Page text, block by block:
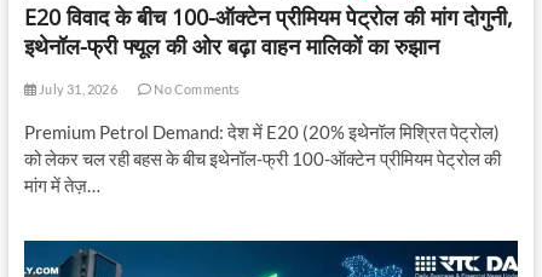
E20 विवाद के बीच 100-ऑक्टेन प्रीमियम पेट्रोल की मांग दोगुनी,
इथेनॉल-फ्री फ्यूल की ओर बढ़ा वाहन मालिकों का रुझान
July 31, 2026 No Comments
Premium Petrol Demand: देश में E20 (20% इथेनॉल मिश्रित पेट्रोल)
को लेकर चल रही बहस के बीच इथेनॉल-फ्री 100-ऑक्टेन प्रीमियम पेट्रोल की
मांग में तेज़…